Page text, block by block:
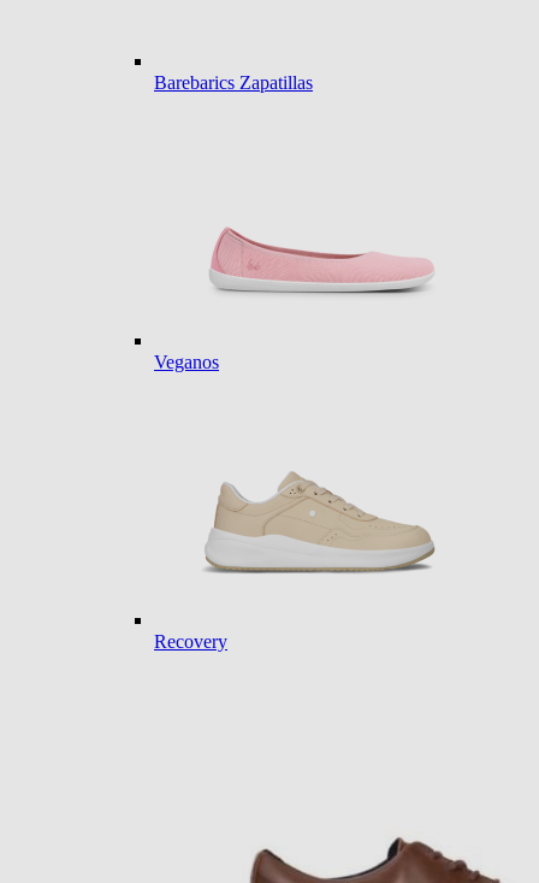
Barebarics Zapatillas
Veganos
Recovery